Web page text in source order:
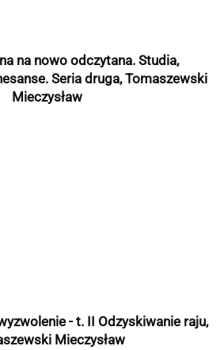
na nowo odczytana. Studia,
Seria druga, Tomaszewski
Mieczysław
- t. II Odzyskiwanie raju,
Mieczysław